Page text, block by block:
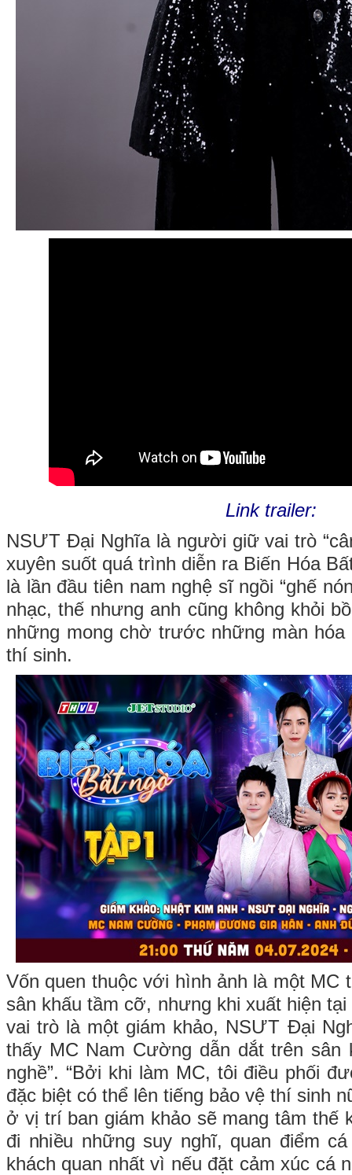
Link trailer:
NSƯT Đại Nghĩa là người giữ vai trò
xuyên suốt quá trình diễn ra Biến Hóa
là lần đầu tiên nam nghệ sĩ ngồi “ghế
nhạc, thế nhưng anh cũng không khỏi
những mong chờ trước những màn hóa
thí sinh.
Vốn quen thuộc với hình ảnh là một MC
sân khấu tầm cỡ, nhưng khi xuất hiện
vai trò là một giám khảo, NSƯT Đại
thấy MC Nam Cường dẫn dắt trên sân
nghề”. “Bởi khi làm MC, tôi điều phối
đặc biệt có thể lên tiếng bảo vệ thí sinh
ở vị trí ban giám khảo sẽ mang tâm thế
đi nhiều những suy nghĩ, quan điểm
khách quan nhất vì nếu đặt cảm xúc cá